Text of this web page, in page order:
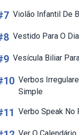
Violão Infantil De
Vestido Para O
Vesícula Biliar
Verbos
Simple
Verbo Speak No